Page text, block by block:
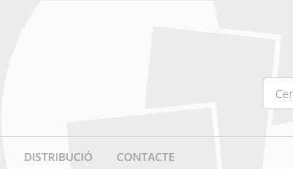
DISTRIBUCIÓ CONTACTE